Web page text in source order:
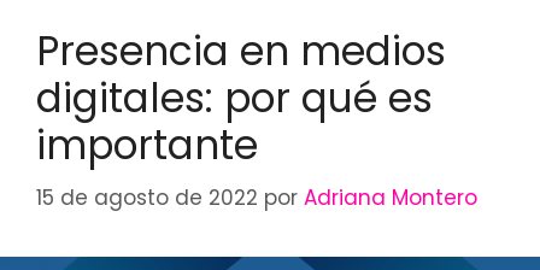
Presencia en medios
digitales: por qué es
importante
15 de agosto de 2022 por Adriana Montero